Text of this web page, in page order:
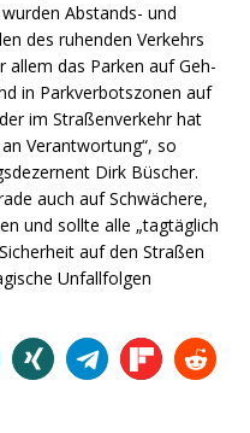
Abstands- und
des ruhenden Verkehrs
das Parken auf Geh-
in Parkverbotszonen auf
im Straßenverkehr hat
Verantwortung“, so
Dirk Büscher.
auch auf Schwächere,
und sollte alle „tagtäglich
auf den Straßen
Unfallfolgen